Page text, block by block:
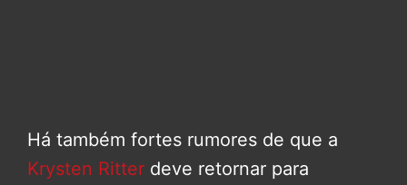
Há também fortes rumores de que a
Krysten Ritter deve retornar para